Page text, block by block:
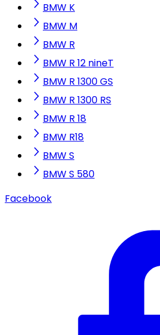
BMW K
BMW M
BMW R
BMW R 12 nineT
BMW R 1300 GS
BMW R 1300 RS
BMW R 18
BMW R18
BMW S
BMW S 580
Facebook